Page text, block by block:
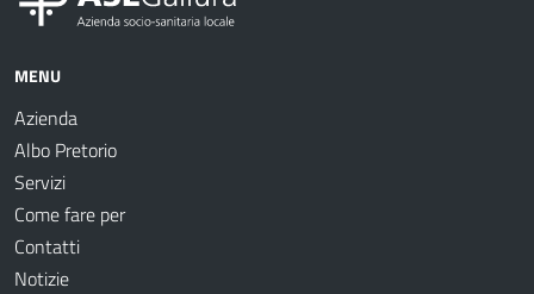
MENU
Azienda
Albo Pretorio
Servizi
Come fare per
Contatti
Notizie